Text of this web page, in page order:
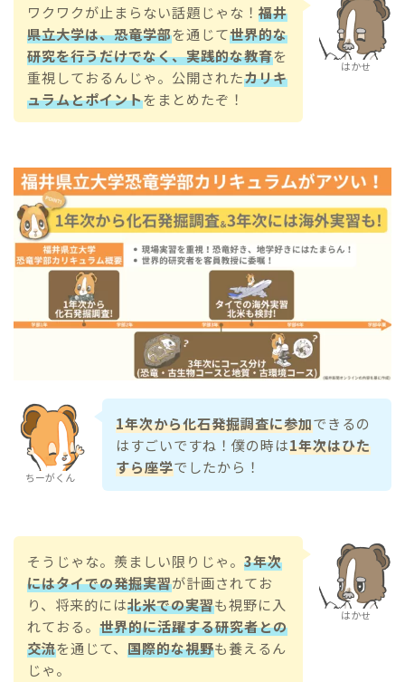
はかせ
ワクワクが止まらない話題じゃな！ 福井
県立大学は、恐竜学部を通じて世界的な
研究を行うだけでなく、実践的な教育を
重視しておるんじゃ。公開されたカリキ
ュラムとポイントをまとめたぞ！
ちーがくん
1年次から化石発掘調査に参加できるの
はすごいですね！僕の時は1年次はひた
すら座学でしたから！
はかせ
そうじゃな。羨ましい限りじゃ。 3年次
にはタイでの発掘実習が計画されてお
り、将来的には北米での実習も視野に入
れておる。 世界的に活躍する研究者との
交流を通じて、 国際的な視野も養えるん
じゃ。